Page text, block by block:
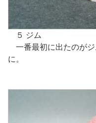
５ ジム
一番最初に出たのがジ
に。